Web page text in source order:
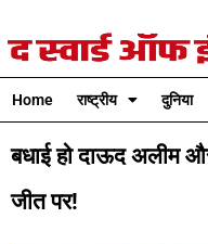
Home राष्ट्रीय दुनिया
बधाई हो दाऊद अलीम
जीत पर!